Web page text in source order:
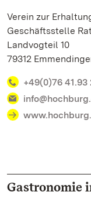
Verein zur
Geschäftsstelle
Landvogteil 10
79312
+49(0)76 41.93
Gastronomie